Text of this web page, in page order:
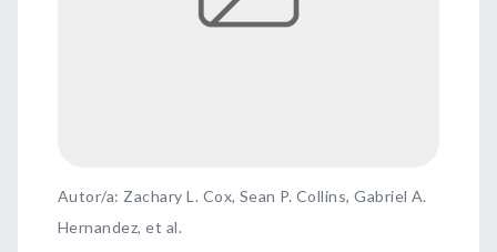
Autor/a: Zachary L. Cox, Sean P. Collins, Gabriel A.
Hernandez, et al.